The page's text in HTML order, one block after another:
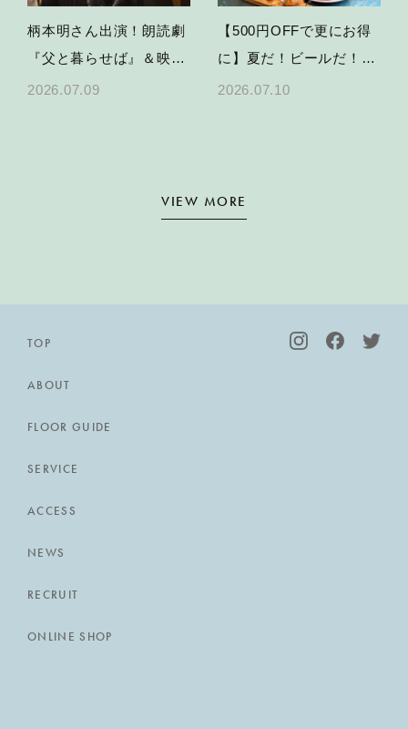
柄本明さん出演！朗読劇
『父と暮らせば』＆映画
特別上映の開催決定
2026.07.09
【500円OFFで更にお得
に】夏だ！ビールだ！
KARAE TABLEで乾杯す
2026.07.10
VIEW MORE
TOP
ABOUT
FLOOR GUIDE
SERVICE
ACCESS
NEWS
RECRUIT
ONLINE SHOP